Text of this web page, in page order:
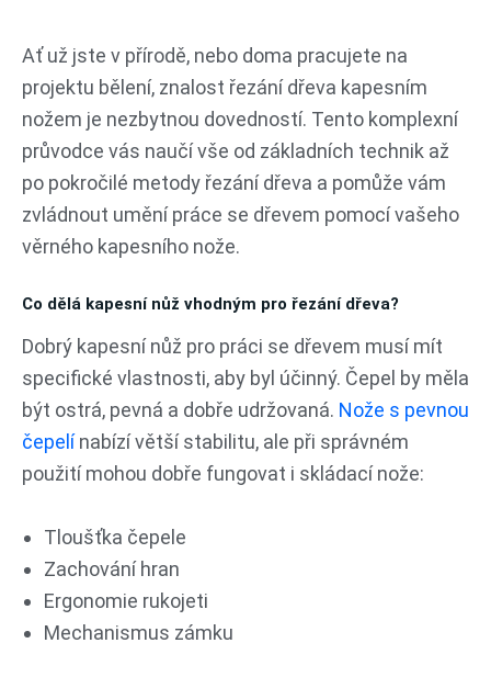
obsah
Ať už jste v přírodě, nebo doma pracujete na
projektu bělení, znalost řezání dřeva kapesním
nožem je nezbytnou dovedností. Tento komplexní
průvodce vás naučí vše od základních technik až
po pokročilé metody řezání dřeva a pomůže vám
zvládnout umění práce se dřevem pomocí vašeho
věrného kapesního nože.
Co dělá kapesní nůž vhodným pro řezání dřeva?
Dobrý kapesní nůž pro práci se dřevem musí mít
specifické vlastnosti, aby byl účinný. Čepel by měla
být ostrá, pevná a dobře udržovaná. Nože s pevnou
čepelínabízí větší stabilitu, ale při správném
použití mohou dobře fungovat i skládací nože:
Tloušťka čepele
Zachování hran
Ergonomie rukojeti
Mechanismus zámku